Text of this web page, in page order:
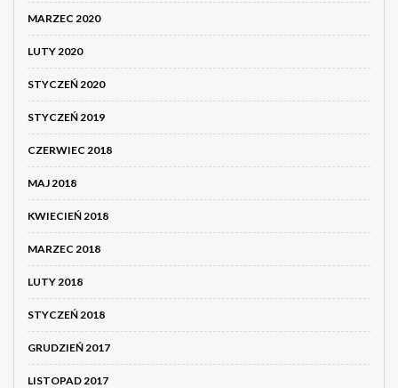
MARZEC 2020
LUTY 2020
STYCZEŃ 2020
STYCZEŃ 2019
CZERWIEC 2018
MAJ 2018
KWIECIEŃ 2018
MARZEC 2018
LUTY 2018
STYCZEŃ 2018
GRUDZIEŃ 2017
LISTOPAD 2017